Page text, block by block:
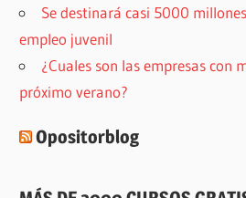
Se destinará casi 5000
empleo juvenil
¿Cuales son las empresas con
próximo verano?
Opositorblog